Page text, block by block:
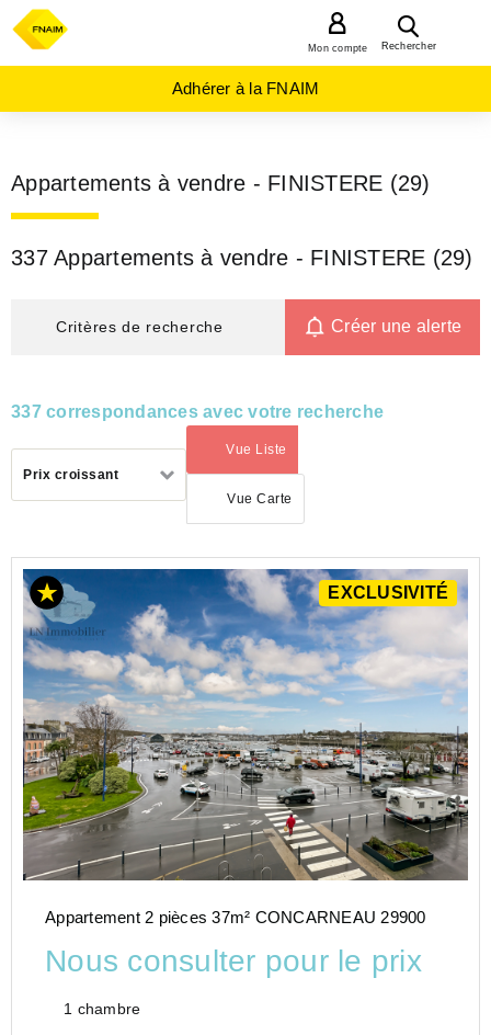
Rechercher
Mon compte
Adhérer à la FNAIM
Appartements à vendre - FINISTERE (29)
337 Appartements à vendre - FINISTERE (29)
Critères de recherche Créer une alerte
337 correspondances avec votre recherche
Prix croissant
Vue Liste
(activé)
Vue Carte
ACHAT
APPARTEMENT
BRETAGNE
FINISTERE
(29)
EXCLUSIVITÉ
Appartement 2 pièces 37m² CONCARNEAU 29900
Nous consulter pour le prix
1 chambre